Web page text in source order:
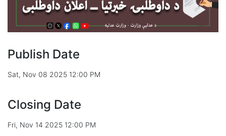
Publish Date
Sat, Nov 08 2025 12:00 PM
Closing Date
Fri, Nov 14 2025 12:00 PM